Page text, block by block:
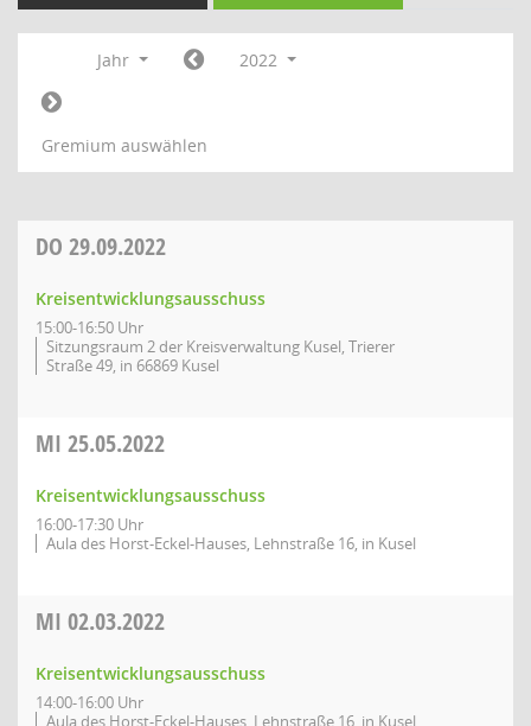
Jahr 2022
Gremium auswählen
DO 29.09.2022
Kreisentwicklungsausschuss
15:00-16:50 Uhr
Sitzungsraum 2 der Kreisverwaltung Kusel, Trierer
Straße 49, in 66869 Kusel
MI 25.05.2022
Kreisentwicklungsausschuss
16:00-17:30 Uhr
Aula des Horst-Eckel-Hauses, Lehnstraße 16, in Kusel
MI 02.03.2022
Kreisentwicklungsausschuss
14:00-16:00 Uhr
Aula des Horst-Eckel-Hauses, Lehnstraße 16, in Kusel